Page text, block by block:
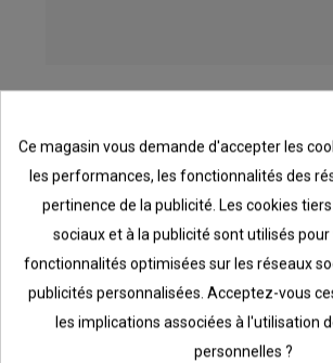
79,60 €
Ce magasin vous demande d'accepter les
les performances, les fonctionnalités des
pertinence de la publicité. Les cookies
sociaux et à la publicité sont utilisés
fonctionnalités optimisées sur les réseaux
publicités personnalisées. Acceptez-vous
les implications associées à l'utilisation
personnelles ?